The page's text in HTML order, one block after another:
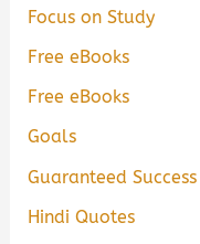
Focus on Study
Free eBooks
Free eBooks
Goals
Guaranteed Success
Hindi Quotes